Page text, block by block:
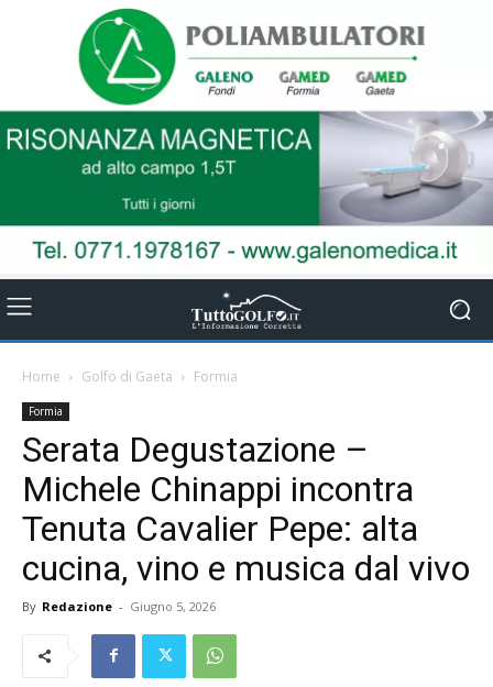
Home Golfo di Gaeta Formia
Formia
Serata Degustazione –
Michele Chinappi incontra
Tenuta Cavalier Pepe: alta
cucina, vino e musica dal vivo
By Redazione - Giugno 5, 2026